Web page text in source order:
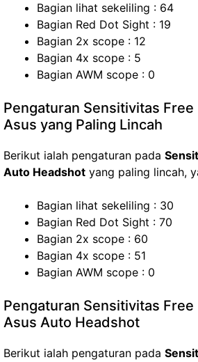
Bagian lihat sekeliling : 64
Bagian Red Dot Sight : 19
Bagian 2x scope : 12
Bagian 4x scope : 5
Bagian AWM scope : 0
Pengaturan Sensitivitas Free
Asus yang Paling Lincah
Berikut ialah pengaturan pada
Auto Headshot yang paling lincah,
Bagian lihat sekeliling : 30
Bagian Red Dot Sight : 70
Bagian 2x scope : 60
Bagian 4x scope : 51
Bagian AWM scope : 0
Pengaturan Sensitivitas Free
Asus Auto Headshot
Berikut ialah pengaturan pada